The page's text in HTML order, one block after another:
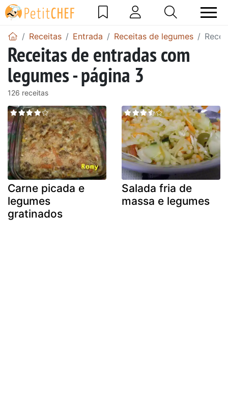
Receitas Entrada Receitas de legumes
Receitas de entradas com
legumes - página 3
126 receitas
Carne picada e
legumes
gratinados
Salada fria de
massa e legumes